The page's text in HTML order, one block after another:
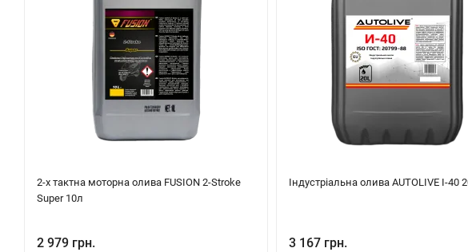
2-х тактна моторна олива FUSION 2-Stroke
Super 10л
2 979 грн.
Індустріальна олива AUTOLIVE І-40
3 167 грн.